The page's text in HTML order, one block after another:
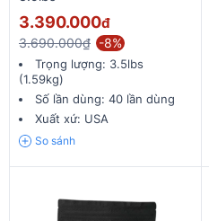
3.390.000đ
3.690.000₫ -8%
Trọng lượng: 3.5lbs
(1.59kg)
Số lần dùng: 40 lần dùng
Xuất xứ: USA
So sánh